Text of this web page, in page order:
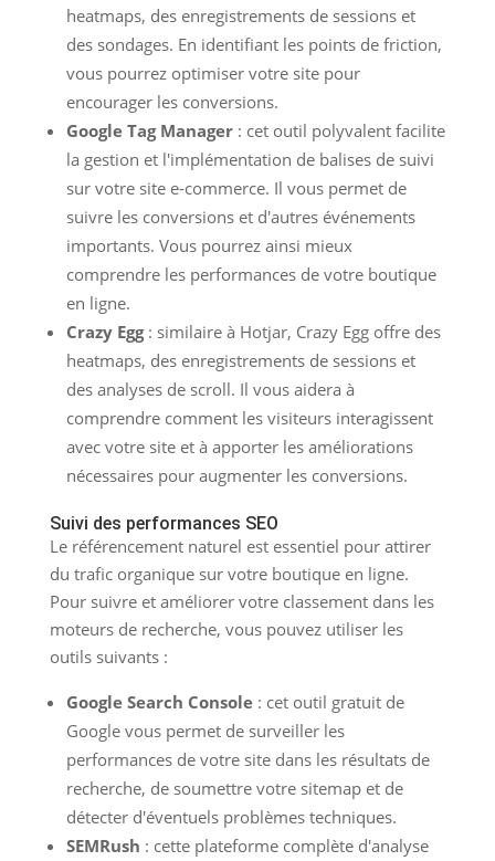
heatmaps, des enregistrements de sessions et
des sondages. En identifiant les points de friction,
vous pourrez optimiser votre site pour
encourager les conversions.
Google Tag Manager: cet outil polyvalent facilite
la gestion et l'implémentation de balises de suivi
sur votre site e-commerce. Il vous permet de
suivre les conversions et d'autres événements
importants. Vous pourrez ainsi mieux
comprendre les performances de votre boutique
en ligne.
Crazy Egg : similaire à Hotjar, Crazy Egg offre des
heatmaps, des enregistrements de sessions et
des analyses de scroll. Il vous aidera à
comprendre comment les visiteurs interagissent
avec votre site et à apporter les améliorations
nécessaires pour augmenter les conversions.
Suivi des performances SEO
Le référencement naturel est essentiel pour attirer
du trafic organique sur votre boutique en ligne.
Pour suivre et améliorer votre classement dans les
moteurs de recherche, vous pouvez utiliser les
outils suivants :
Google Search Console: cet outil gratuit de
Google vous permet de surveiller les
performances de votre site dans les résultats de
recherche, de soumettre votre sitemap et de
détecter d'éventuels problèmes techniques.
SEMRush : cette plateforme complète d'analyse